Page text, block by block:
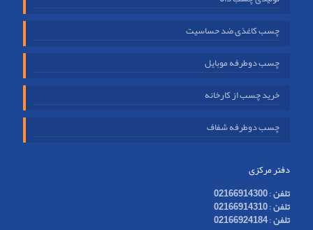
چسب کاغذی ضد حساسیت
چسب دوطرفه موبایل
خرید چسب از کارخانه
چسب دوطرفه شفاف
دفتر مرکزی
تلفن:
02166914300
تلفن:
02166914310
تلفن:
02166924184